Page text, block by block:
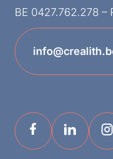
BE 0427.762.278 –